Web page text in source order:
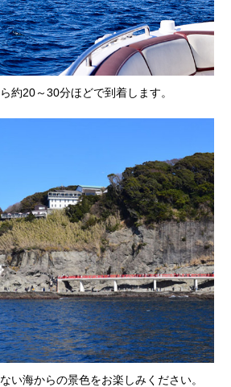
約20～30分ほどで到着します。
い海からの景色をお楽しみください。